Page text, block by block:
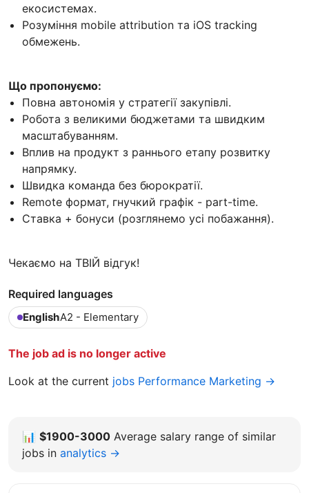
екосистемах.
Розуміння mobile attribution та iOS tracking
обмежень.
Що пропонуємо:
Повна автономія у стратегії закупівлі.
Робота з великими бюджетами та швидким
масштабуванням.
Вплив на продукт з раннього етапу розвитку
напрямку.
Швидка команда без бюрократії.
Remote формат, гнучкий графік - part-time.
Ставка + бонуси (розглянемо усі побажання).
Чекаємо на ТВІЙ відгук!
Required languages
EnglishA2 - Elementary
The job ad is no longer active
Look at the current jobs Performance Marketing →
📊 $1900-3000 Average salary range of similar
jobs in analytics →